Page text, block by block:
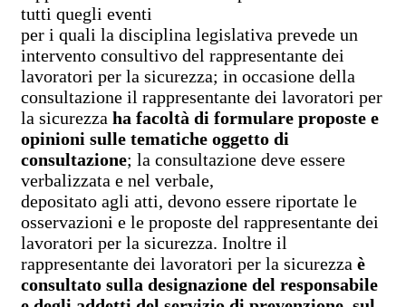
tutti quegli eventi
per i quali la disciplina legislativa prevede un
intervento consultivo del rappresentante dei
lavoratori per la sicurezza; in occasione della
consultazione il rappresentante dei lavoratori per
la sicurezza ha facoltà di formulare proposte e
opinioni sulle tematiche oggetto di
consultazione; la consultazione deve essere
verbalizzata e nel verbale,
depositato agli atti, devono essere riportate le
osservazioni e le proposte del rappresentante dei
lavoratori per la sicurezza. Inoltre il
rappresentante dei lavoratori per la sicurezza è
consultato sulla designazione del responsabile